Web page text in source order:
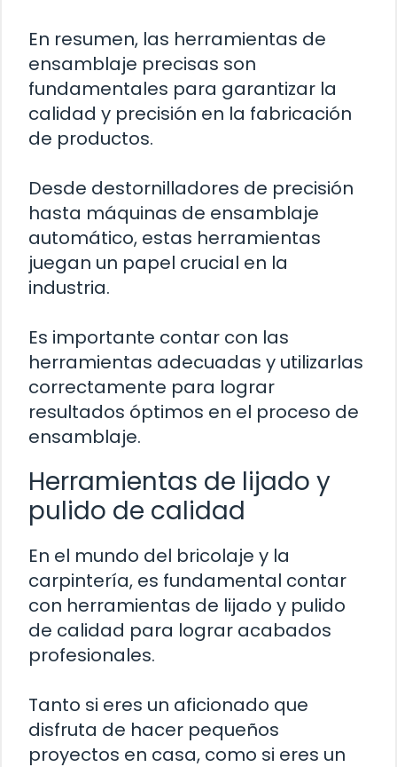
En resumen, las herramientas de
ensamblaje precisas son
fundamentales para garantizar la
calidad y precisión en la fabricación
de productos.
Desde destornilladores de precisión
hasta máquinas de ensamblaje
automático, estas herramientas
juegan un papel crucial en la
industria.
Es importante contar con las
herramientas adecuadas y utilizarlas
correctamente para lograr
resultados óptimos en el proceso de
ensamblaje.
Herramientas de lijado y
pulido de calidad
En el mundo del bricolaje y la
carpintería, es fundamental contar
con herramientas de lijado y pulido
de calidad para lograr acabados
profesionales.
Tanto si eres un aficionado que
disfruta de hacer pequeños
proyectos en casa, como si eres un